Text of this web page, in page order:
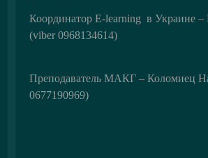
Координатор E-learning в Украине
(viber 0968134614)
Преподаватель МАКГ – Коломиец
0677190969)